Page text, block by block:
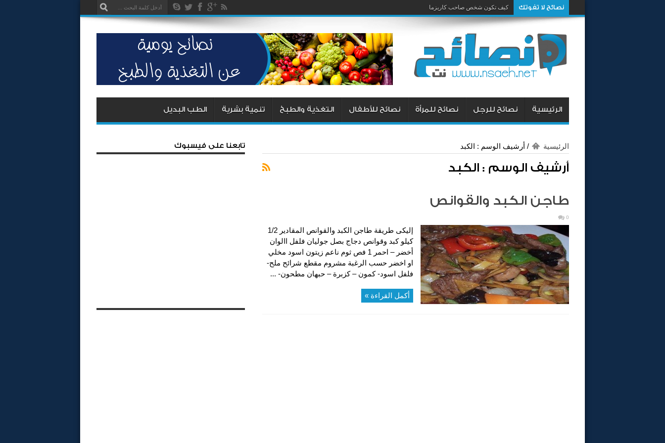
نصائح لا تفوتك كيف تكون شخص صاحب كاريزما
الرئيسية نصائح للرجل نصائح للمرأة نصائح للأطفال التغذية والطبخ تنمية بشرية الطب البديل
الرئيسية / أرشيف الوسم : الكبد
أرشيف الوسم : الكبد
طاجن الكبد والقوانص
0
إليكى طريقة طاجن الكبد والقوانص المقادير 1/2
كيلو كبد وقوانص دجاج بصل جوليان فلفل االوان
أخضر – احمر 1 فص ثوم ناعم زيتون اسود مخلي
او اخضر حسب الرغبة مشروم مقطع شرائح ملح-
فلفل اسود- كمون – كزبرة – حبهان مطحون- ...
أكمل القراءة »
تابعنا على فيسبوك